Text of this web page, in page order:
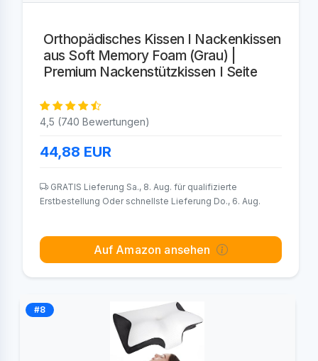
Orthopädisches Kissen I Nackenkissen
aus Soft Memory Foam (Grau) |
Premium Nackenstützkissen I Seite
4,5 (740 Bewertungen)
44,88 EUR
GRATIS Lieferung Sa., 8. Aug. für qualifizierte
Erstbestellung Oder schnellste Lieferung Do., 6. Aug.
Auf Amazon ansehen
#8